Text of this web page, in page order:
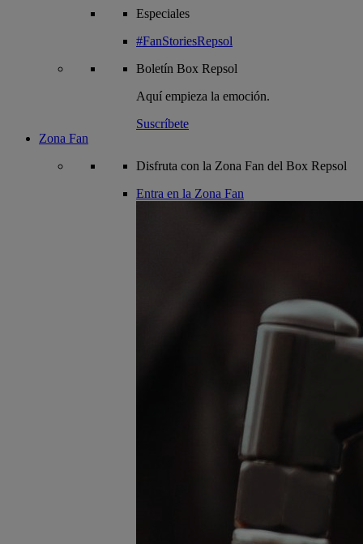
Especiales
#FanStoriesRepsol
Boletín Box Repsol
Aquí empieza la emoción.
Suscríbete
Zona Fan
Disfruta con la Zona Fan del Box Repsol
Entra en la Zona Fan